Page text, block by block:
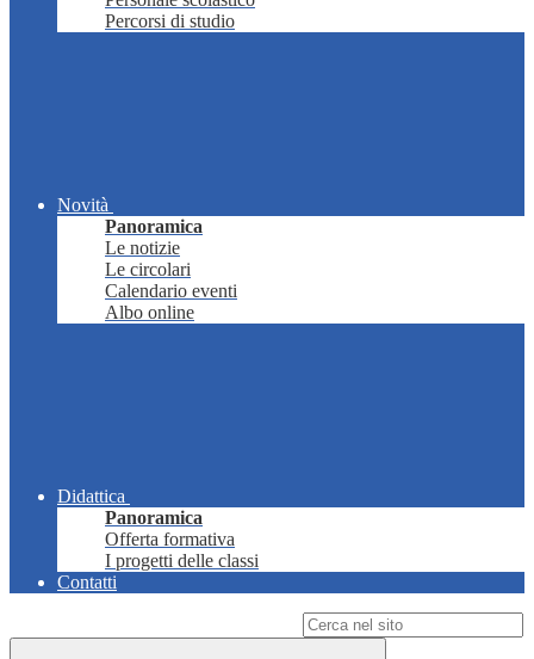
Percorsi di studio
Novità
Panoramica
Le notizie
Le circolari
Calendario eventi
Albo online
Didattica
Panoramica
Offerta formativa
I progetti delle classi
Contatti